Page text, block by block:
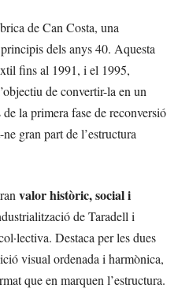
de Can Costa, una
dels anys 40. Aquesta
fins al 1991, i el 1995,
de convertir-la en un
la primera fase de reconversió
gran part de l’estructura
valor històric, social i
de Taradell i
Destaca per les dues
visual ordenada i harmònica,
que en marquen l’estructura.